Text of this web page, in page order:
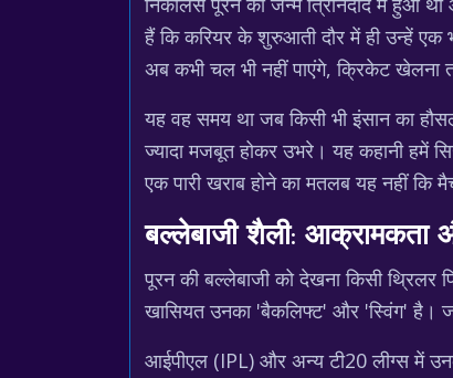
हैं कि करियर के शुरुआती दौर में ही उन्हें एक
अब कभी चल भी नहीं पाएंगे, क्रिकेट खेलना
यह वह समय था जब किसी भी इंसान का
ज्यादा मजबूत होकर उभरे। यह कहानी हमें
एक पारी खराब होने का मतलब यह नहीं कि
बल्लेबाजी शैली:
पूरन की बल्लेबाजी को देखना किसी
खासियत उनका 'बैकलिफ्ट' और 'स्विंग' है।
आईपीएल (IPL) और अन्य टी20 लीग्स में